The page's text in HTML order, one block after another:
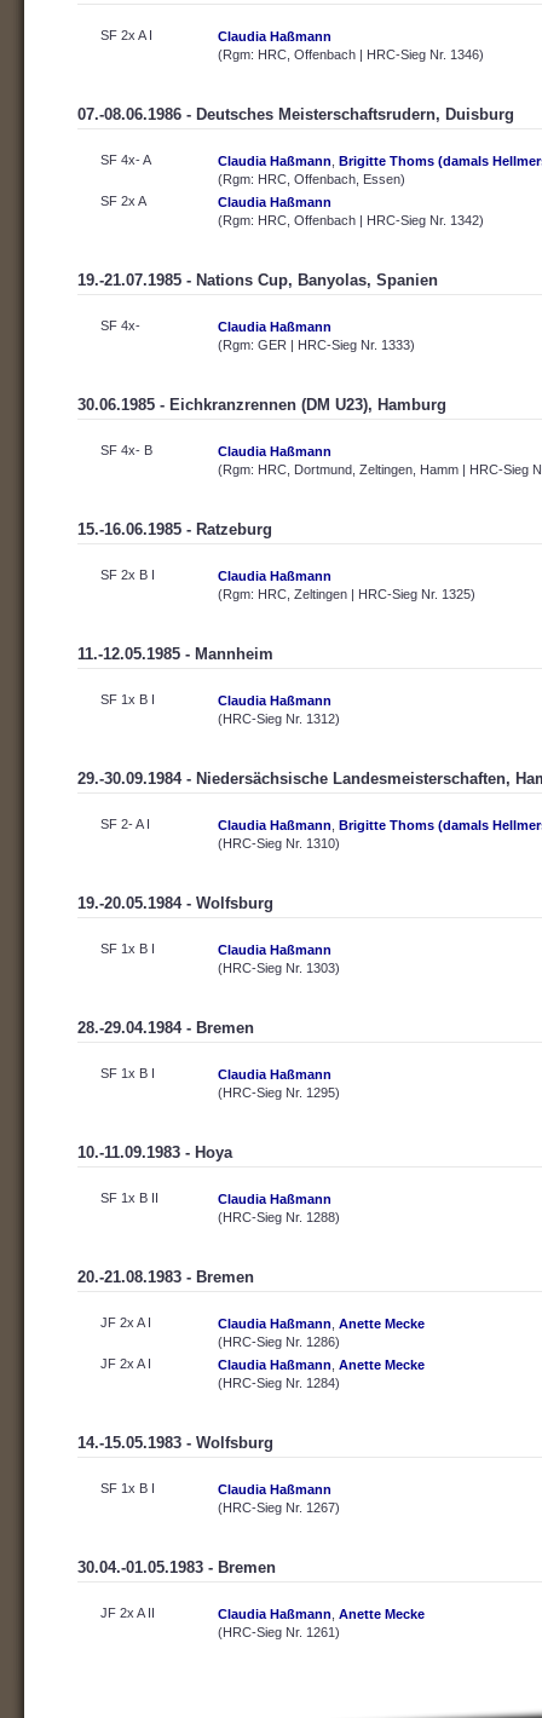
SF 2x A I
Claudia Haßmann
(Rgm: HRC, Offenbach | HRC-Sieg Nr. 1346)
07.-08.06.1986 - Deutsches Meisterschaftsrudern, Duisburg
SF 4x- A Claudia Haßmann Brigitte Thoms (damals
(Rgm: HRC, Offenbach, Essen)
SF 2x A
Claudia Haßmann
(Rgm: HRC, Offenbach | HRC-Sieg Nr. 1342)
19.-21.07.1985 - Nations Cup, Banyolas, Spanien
SF 4x-
Claudia Haßmann
(Rgm: GER | HRC-Sieg Nr. 1333)
30.06.1985 - Eichkranzrennen (DM U23), Hamburg
SF 4x- B
Claudia Haßmann
(Rgm: HRC, Dortmund, Zeltingen, Hamm | HRC-Sieg
15.-16.06.1985 - Ratzeburg
SF 2x B I
Claudia Haßmann
(Rgm: HRC, Zeltingen | HRC-Sieg Nr. 1325)
11.-12.05.1985 - Mannheim
SF 1x B I
Claudia Haßmann
(HRC-Sieg Nr. 1312)
29.-30.09.1984 - Niedersächsische Landesmeisterschaften,
SF 2- A I Claudia Haßmann Brigitte Thoms (damals
(HRC-Sieg Nr. 1310)
19.-20.05.1984 - Wolfsburg
SF 1x B I
Claudia Haßmann
(HRC-Sieg Nr. 1303)
28.-29.04.1984 - Bremen
SF 1x B I
Claudia Haßmann
(HRC-Sieg Nr. 1295)
10.-11.09.1983 - Hoya
SF 1x B II
Claudia Haßmann
(HRC-Sieg Nr. 1288)
20.-21.08.1983 - Bremen
JF 2x A I Claudia Haßmann Anette Mecke
(HRC-Sieg Nr. 1286)
JF 2x A I
Claudia Haßmann Anette Mecke
(HRC-Sieg Nr. 1284)
14.-15.05.1983 - Wolfsburg
SF 1x B I
Claudia Haßmann
(HRC-Sieg Nr. 1267)
30.04.-01.05.1983 - Bremen
JF 2x A II Claudia Haßmann Anette Mecke
(HRC-Sieg Nr. 1261)